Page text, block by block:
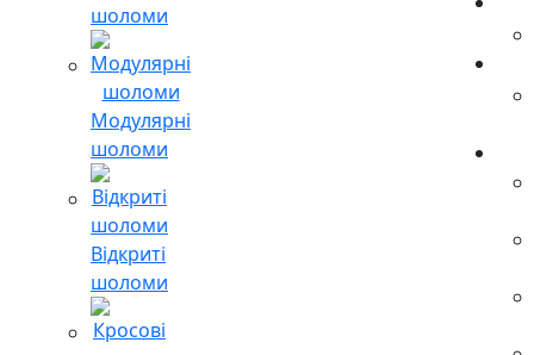
шоломи
Модулярні
шоломи
Відкриті
шоломи